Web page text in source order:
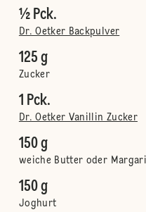
½ Pck.
Dr. Oetker Backpulver
125 g
Zucker
1 Pck.
Dr. Oetker Vanillin Zucker
150 g
weiche Butter oder
150 g
Joghurt